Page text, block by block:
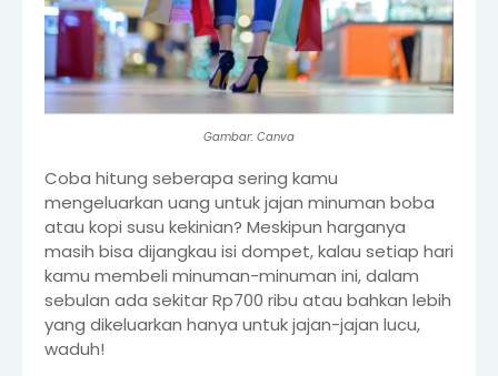
Gambar: Canva
Coba hitung seberapa sering kamu
mengeluarkan uang untuk jajan minuman boba
atau kopi susu kekinian? Meskipun harganya
masih bisa dijangkau isi dompet, kalau setiap hari
kamu membeli minuman-minuman ini, dalam
sebulan ada sekitar Rp700 ribu atau bahkan lebih
yang dikeluarkan hanya untuk jajan-jajan lucu,
waduh!